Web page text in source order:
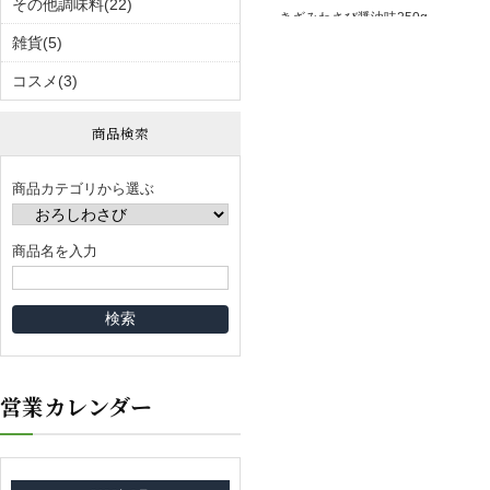
その他調味料(22)
雑貨(5)
コスメ(3)
商品検索
商品カテゴリから選ぶ
商品名を入力
営業カレンダー
山わさび醤油味 100g きざみわさび醤油味250g